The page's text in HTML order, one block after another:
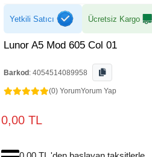
Yetkili Satıcı Ücretsiz Kargo
Lunor A5 Mod 605 Col 01
Barkod : 4054514089958
(0) YorumYorum Yap
0,00 TL